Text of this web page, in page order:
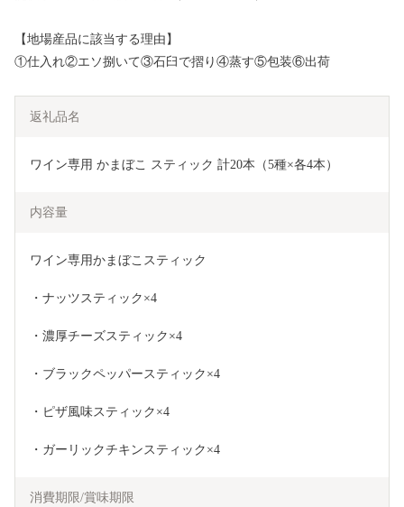
【地場産品に該当する理由】
①仕入れ②エソ捌いて③石臼で摺り④蒸す⑤包装⑥出荷
返礼品名
ワイン専用 かまぼこ スティック 計20本（5種×各4本）
内容量
ワイン専用かまぼこスティック
・ナッツスティック×4
・濃厚チーズスティック×4
・ブラックペッパースティック×4
・ピザ風味スティック×4
・ガーリックチキンスティック×4
消費期限/賞味期限